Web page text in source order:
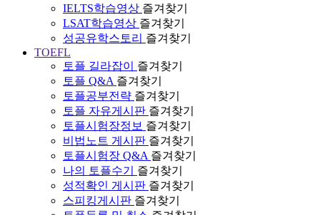
IELTS학습영상 즐겨찾기
LSAT학습영상 즐겨찾기
성공유학스토리 즐겨찾기
TOEFL
토플 길라잡이
즐겨찾기
토플 Q&A 즐겨찾기
토플공부전략 즐겨찾기
토플 자유게시판 즐겨찾기
토플시험장정보 즐겨찾기
비법노트 게시판 즐겨찾기
토플시험장 Q&A 즐겨찾기
나의 토플수기
즐겨찾기
성적확인 게시판 즐겨찾기
스피킹게시판 즐겨찾기